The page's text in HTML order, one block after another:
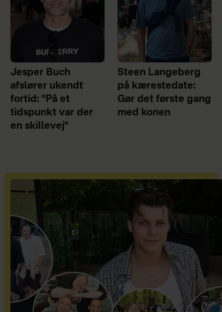
Jesper Buch
afslører ukendt
fortid: "På et
tidspunkt var der
en skillevej"
Steen Langeberg
på kærestedate:
Gør det første gang
med konen